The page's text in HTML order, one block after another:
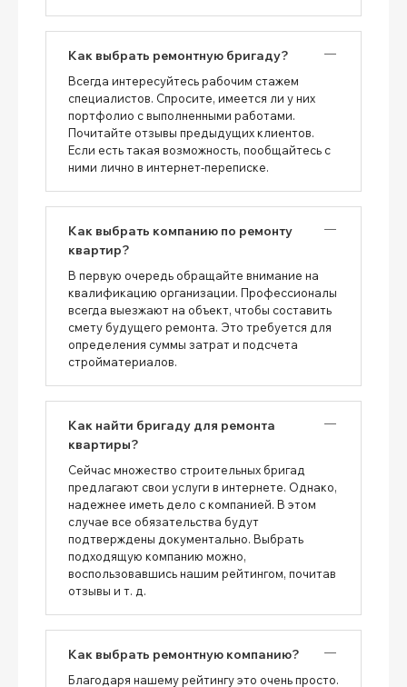
Как выбрать ремонтную бригаду?
Всегда интересуйтесь рабочим стажем
специалистов. Спросите, имеется ли у них
портфолио с выполненными работами.
Почитайте отзывы предыдущих клиентов.
Если есть такая возможность, пообщайтесь с
ними лично в интернет-переписке.
Как выбрать компанию по ремонту
квартир?
В первую очередь обращайте внимание на
квалификацию организации. Профессионалы
всегда выезжают на объект, чтобы составить
смету будущего ремонта. Это требуется для
определения суммы затрат и подсчета
стройматериалов.
Как найти бригаду для ремонта
квартиры?
Сейчас множество строительных бригад
предлагают свои услуги в интернете. Однако,
надежнее иметь дело с компанией. В этом
случае все обязательства будут
подтверждены документально. Выбрать
подходящую компанию можно,
воспользовавшись нашим рейтингом, почитав
отзывы и т. д.
Как выбрать ремонтную компанию?
Благодаря нашему рейтингу это очень просто.